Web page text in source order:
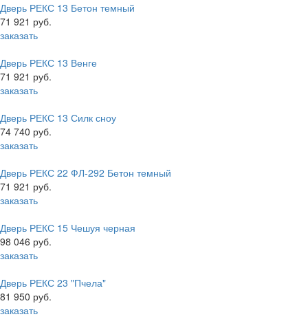
Дверь РЕКС 13 Бетон темный
71 921 руб.
заказать
Дверь РЕКС 13 Венге
71 921 руб.
заказать
Дверь РЕКС 13 Силк сноу
74 740 руб.
заказать
Дверь РЕКС 22 ФЛ-292 Бетон темный
71 921 руб.
заказать
Дверь РЕКС 15 Чешуя черная
98 046 руб.
заказать
Дверь РЕКС 23 "Пчела"
81 950 руб.
заказать